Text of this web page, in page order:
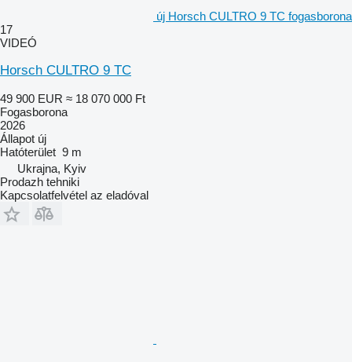
új Horsch CULTRO 9 TC fogasborona
17
VIDEÓ
Horsch CULTRO 9 TC
49 900 EUR ≈ 18 070 000 Ft
Fogasborona
2026
Állapot új
Hatóterület 9 m
Ukrajna, Kyiv
Prodazh tehniki
Kapcsolatfelvétel az eladóval